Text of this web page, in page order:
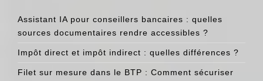
Assistant IA pour conseillers bancaires : quelles
sources documentaires rendre accessibles ?
Impôt direct et impôt indirect : quelles différences ?
Filet sur mesure dans le BTP : Comment sécuriser